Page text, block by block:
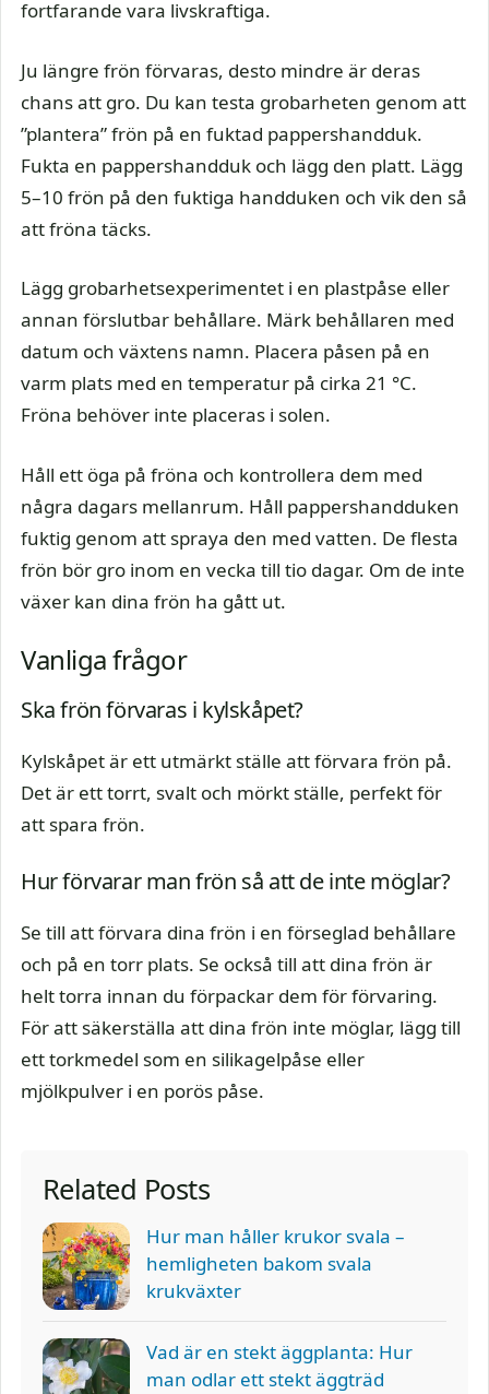
fortfarande vara livskraftiga.
Ju längre frön förvaras, desto mindre är deras
chans att gro. Du kan testa grobarheten genom att
”plantera” frön på en fuktad pappershandduk.
Fukta en pappershandduk och lägg den platt. Lägg
5–10 frön på den fuktiga handduken och vik den så
att fröna täcks.
Lägg grobarhetsexperimentet i en plastpåse eller
annan förslutbar behållare. Märk behållaren med
datum och växtens namn. Placera påsen på en
varm plats med en temperatur på cirka 21 °C.
Fröna behöver inte placeras i solen.
Håll ett öga på fröna och kontrollera dem med
några dagars mellanrum. Håll pappershandduken
fuktig genom att spraya den med vatten. De flesta
frön bör gro inom en vecka till tio dagar. Om de inte
växer kan dina frön ha gått ut.
Vanliga frågor
Ska frön förvaras i kylskåpet?
Kylskåpet är ett utmärkt ställe att förvara frön på.
Det är ett torrt, svalt och mörkt ställe, perfekt för
att spara frön.
Hur förvarar man frön så att de inte möglar?
Se till att förvara dina frön i en förseglad behållare
och på en torr plats. Se också till att dina frön är
helt torra innan du förpackar dem för förvaring.
För att säkerställa att dina frön inte möglar, lägg till
ett torkmedel som en silikagelpåse eller
mjölkpulver i en porös påse.
Related Posts
Hur man håller krukor svala –
hemligheten bakom svala
krukväxter
Vad är en stekt äggplanta: Hur
man odlar ett stekt äggträd